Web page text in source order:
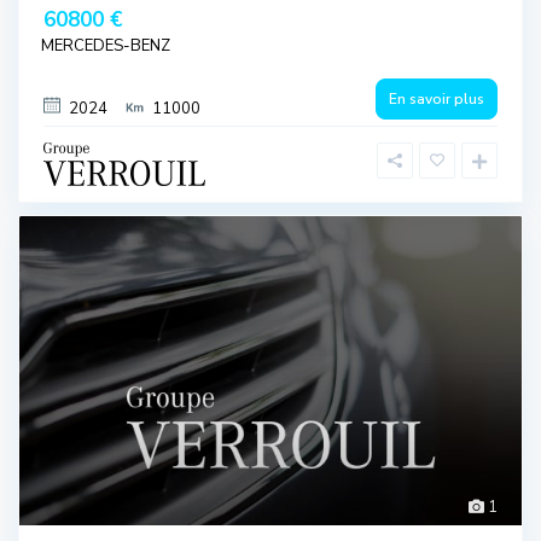
60800 €
MERCEDES-BENZ
2024 11000 En savoir plus
1